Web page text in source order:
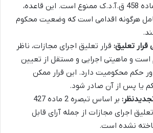
که بر اساس ماده 458 ق.آ.د.ک ممنوع است. این قاعده،
هرگونه اقدامی است که وضعیت محکوم
تعلیق: قرار تعلیق اجرای مجازات، ناظر
است و ماهیتی اجرایی و مستقل از تعیین
حکم محکومیت دارد. این قرار ممکن
یا پس از آن صادر شود.
بر اساس تبصره 2 ماده 427
اجرای مجازات از جمله آرای قابل
نشده است.